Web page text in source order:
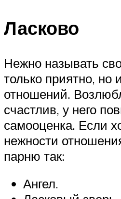
Ласково
Нежно называть
только приятно, но
отношений.
счастлив, у него
самооценка. Если
нежности
парню так:
Ангел.